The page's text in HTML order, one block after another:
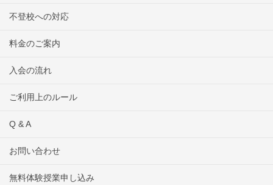
不登校への対応
料金のご案内
入会の流れ
ご利用上のルール
Q & A
お問い合わせ
無料体験授業申し込み